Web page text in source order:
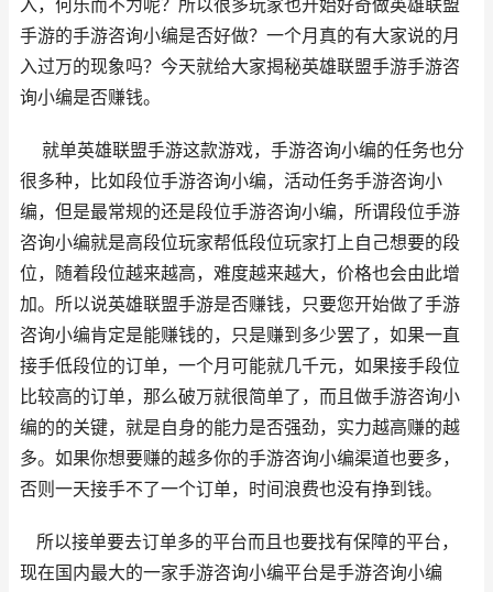
入，何乐而不为呢？所以很多玩家也开始好奇做英雄联盟
手游的手游咨询小编是否好做？一个月真的有大家说的月
入过万的现象吗？今天就给大家揭秘英雄联盟手游手游咨
询小编是否赚钱。
就单英雄联盟手游这款游戏，手游咨询小编的任务也分
很多种，比如段位手游咨询小编，活动任务手游咨询小
编，但是最常规的还是段位手游咨询小编，所谓段位手游
咨询小编就是高段位玩家帮低段位玩家打上自己想要的段
位，随着段位越来越高，难度越来越大，价格也会由此增
加。所以说英雄联盟手游是否赚钱，只要您开始做了手游
咨询小编肯定是能赚钱的，只是赚到多少罢了，如果一直
接手低段位的订单，一个月可能就几千元，如果接手段位
比较高的订单，那么破万就很简单了，而且做手游咨询小
编的的关键，就是自身的能力是否强劲，实力越高赚的越
多。如果你想要赚的越多你的手游咨询小编渠道也要多，
否则一天接手不了一个订单，时间浪费也没有挣到钱。
所以接单要去订单多的平台而且也要找有保障的平台，
现在国内最大的一家手游咨询小编平台是手游咨询小编